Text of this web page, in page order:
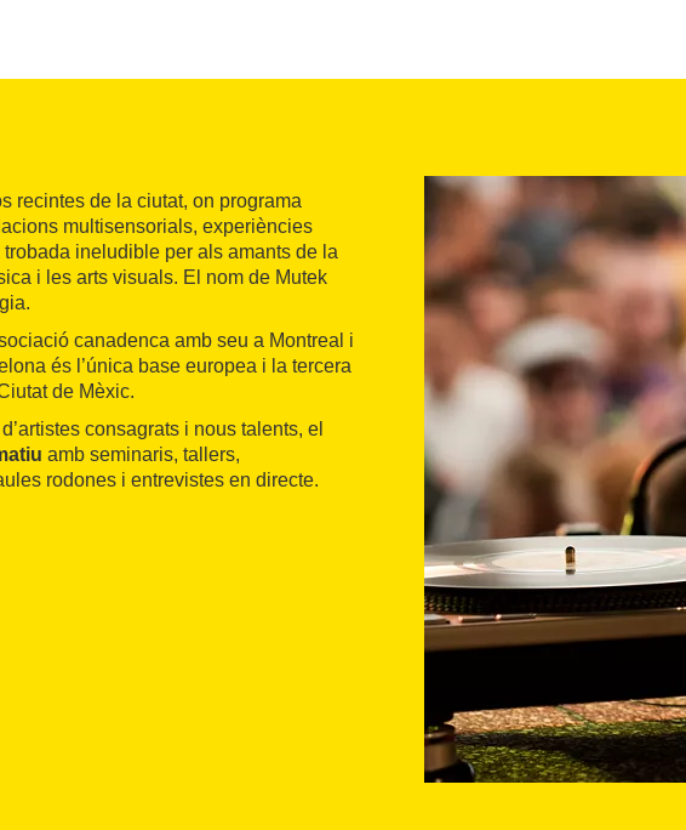
recintes de la ciutat, on programa
multisensorials, experiències
ineludible per als amants de la
i les arts visuals. El nom de Mutek
canadenca amb seu a Montreal i
és l’única base europea i la tercera
de Mèxic.
consagrats i nous talents, el
amb seminaris, tallers,
rodones i entrevistes en directe.